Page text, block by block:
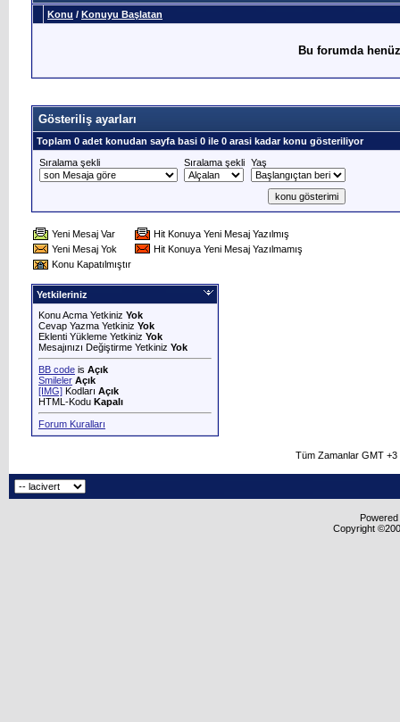
Konu / Konuyu Başlatan
Bu forumda
Gösteriliş ayarları
Toplam 0 adet konudan sayfa basi 0 ile 0 arasi kadar konu gösteriliyor
Sıralama şekli
Sıralama şekli Yaş
Yeni Mesaj Var
Hit Konuya Yeni Mesaj Yazılmış
Yeni Mesaj Yok
Hit Konuya Yeni Mesaj Yazılmamış
Konu Kapatılmıştır
Yetkileriniz
Konu Acma Yetkiniz Yok
Cevap Yazma Yetkiniz Yok
Eklenti Yükleme Yetkiniz Yok
Mesajınızı Değiştirme Yetkiniz Yok
BB code is Açık
Smileler Açık
[IMG] Kodları Açık
HTML-Kodu Kapalı
Forum Kuralları
Tüm Zamanlar GMT
Copyright